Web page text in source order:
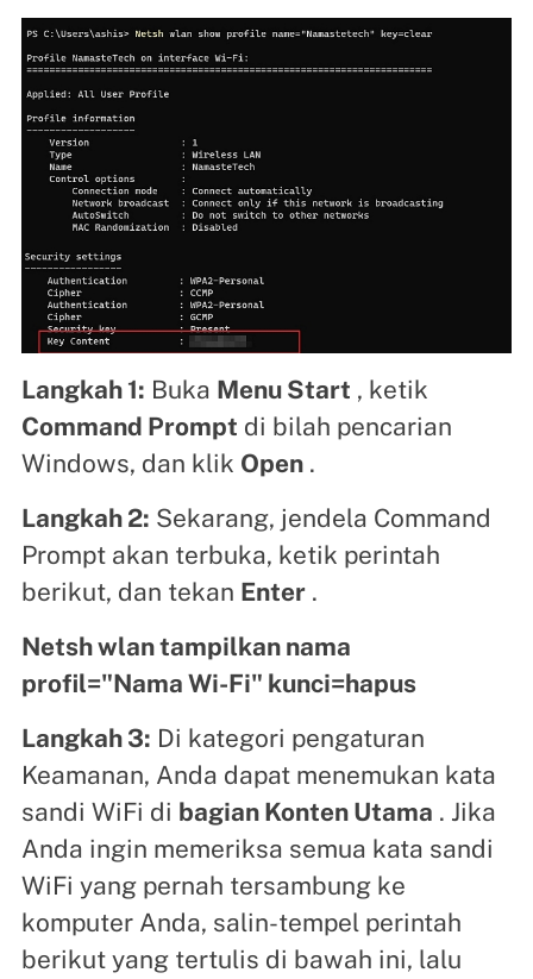
Langkah 1: Buka Menu Start , ketik
Command Prompt di bilah pencarian
Windows, dan klik Open.
Langkah 2: Sekarang, jendela Command
Prompt akan terbuka, ketik perintah
berikut, dan tekan Enter.
Netsh wlan tampilkan nama
profil="Nama Wi-Fi" kunci=hapus
Langkah 3: Di kategori pengaturan
Keamanan, Anda dapat menemukan kata
sandi WiFi di bagian Konten Utama . Jika
Anda ingin memeriksa semua kata sandi
WiFi yang pernah tersambung ke
komputer Anda, salin-tempel perintah
berikut yang tertulis di bawah ini, lalu